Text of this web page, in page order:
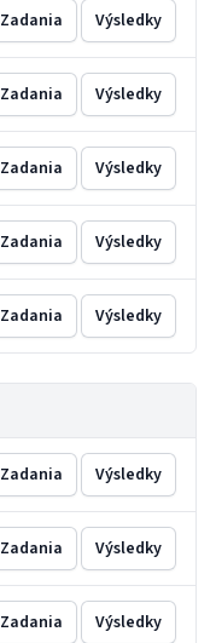
Zadania Výsledky
Zadania Výsledky
Zadania Výsledky
Zadania Výsledky
Zadania Výsledky
Zadania Výsledky
Zadania Výsledky
Zadania Výsledky